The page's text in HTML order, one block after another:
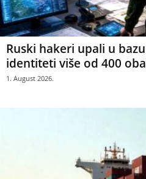
Ruski hakeri upali u
identiteti više od 400
1. August 2026.